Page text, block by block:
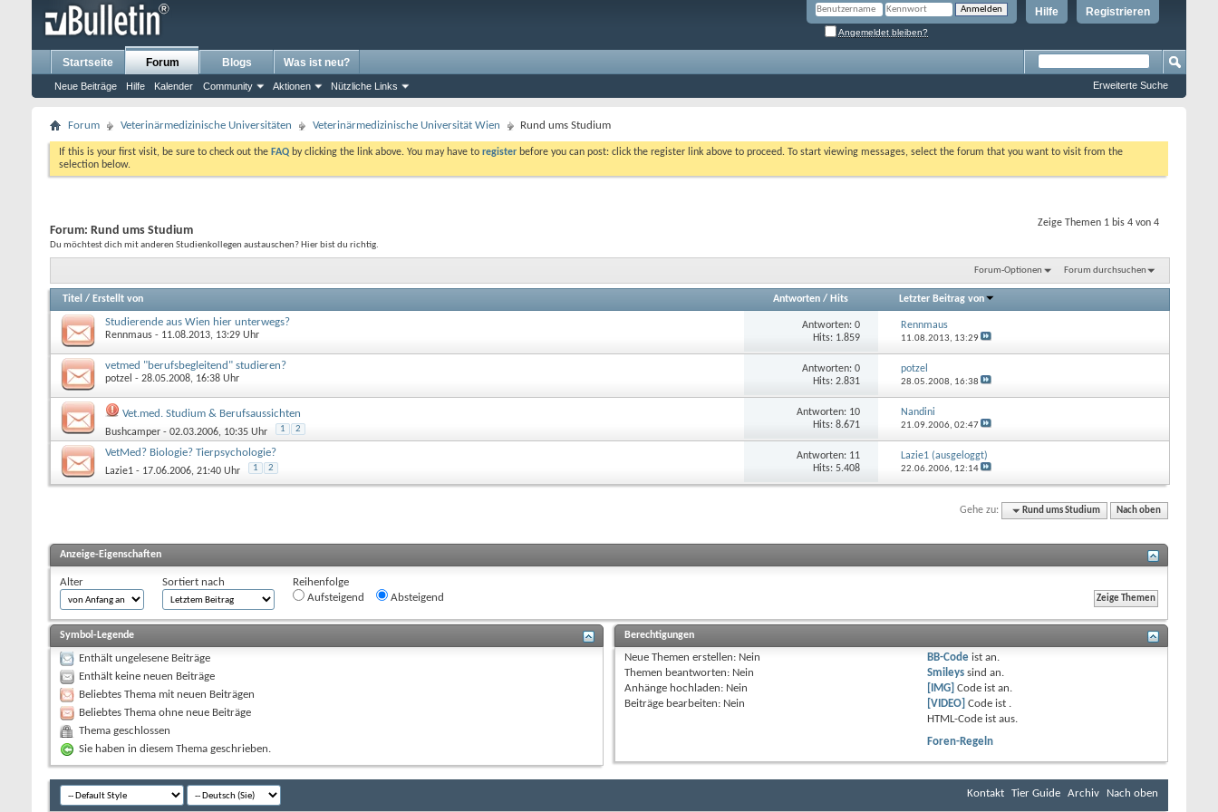
Registrieren
Hilfe
Angemeldet bleiben?
Startseite Forum
Neue Beiträge Hilfe Kalender Community Aktionen Nützliche Links
Blogs Was ist neu?
Erweiterte Suche
Forum Veterinärmedizinische Universitäten Veterinärmedizinische Universität Wien Rund ums Studium
If this is your first visit, be sure to check out the FAQ by clicking the link above. You may have to register before you can post: click the register link above to proceed. To start viewing messages, select the forum that you want to visit from the
selection below.
Zeige Themen 1 bis 4 von 4
Forum: Rund ums Studium
Du möchtest dich mit anderen Studienkollegen austauschen? Hier bist du richtig.
Forum-Optionen Forum durchsuchen
Titel / Erstellt von Antworten/ Hits Letzter Beitrag von
Studierende aus Wien hier unterwegs?
Rennmaus - 11.08.2013, 13:29 Uhr
Antworten: 0
Hits: 1.859
Rennmaus
11.08.2013, 13:29
vetmed "berufsbegleitend" studieren?
potzel - 28.05.2008, 16:38 Uhr
Antworten: 0
Hits: 2.831
potzel
28.05.2008, 16:38
Vet.med. Studium & Berufsaussichten
Bushcamper - 02.03.2006, 10:35 Uhr 1 2
Antworten: 10
Hits: 8.671
Nandini
21.09.2006, 02:47
VetMed? Biologie? Tierpsychologie?
Lazie1 - 17.06.2006, 21:40 Uhr 1 2
Antworten: 11
Hits: 5.408
Lazie1 (ausgeloggt)
22.06.2006, 12:14
Gehe zu: Rund ums Studium Nach oben
Anzeige-Eigenschaften
Alter Sortiert nach
Reihenfolge
Aufsteigend
Absteigend
Symbol-Legende
Enthält ungelesene Beiträge
Enthält keine neuen Beiträge
Beliebtes Thema mit neuen Beiträgen
Beliebtes Thema ohne neue Beiträge
Thema geschlossen
Sie haben in diesem Thema geschrieben.
Berechtigungen
Neue Themen erstellen: Nein
Themen beantworten: Nein
Anhänge hochladen: Nein
Beiträge bearbeiten: Nein
BB-Code istan.
Smileys sindan.
[IMG] Code istan.
[VIDEO] Code ist .
HTML-Code istaus.
Foren-Regeln
Kontakt Tier Guide Archiv Nach oben